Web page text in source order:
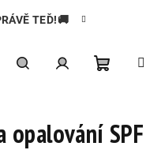
TEĎ!🚚
košík
opalování SPF